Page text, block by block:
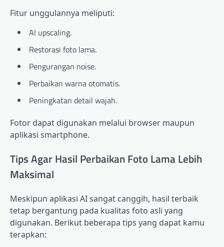
Fitur unggulannya meliputi:
AI upscaling.
Restorasi foto lama.
Pengurangan noise.
Perbaikan warna otomatis.
Peningkatan detail wajah.
Fotor dapat digunakan melalui browser maupun
aplikasi smartphone.
Tips Agar Hasil Perbaikan Foto Lama Lebih
Maksimal
Meskipun aplikasi AI sangat canggih, hasil terbaik
tetap bergantung pada kualitas foto asli yang
digunakan. Berikut beberapa tips yang dapat kamu
terapkan: